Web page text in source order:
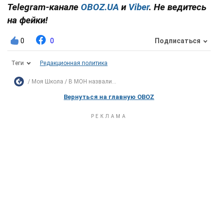
Telegram-канале OBOZ.UA и Viber. Не ведитесь
на фейки!
0 0 Подписаться
Теги Редакционная политика
Моя Школа В МОН назвали...
Вернуться на главную OBOZ